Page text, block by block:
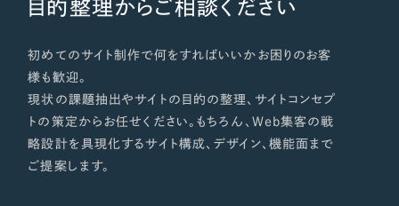
目的整理からご相談ください
初めてのサイト制作で何をすればいいかお困りのお客
様も歓迎。
現状の課題抽出やサイトの目的の整理、サイトコンセプ
トの策定からお任せください。もちろん、Web集客の戦
略設計を具現化するサイト構成、デザイン、機能面まで
ご提案します。